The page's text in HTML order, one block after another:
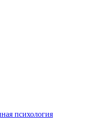
психология